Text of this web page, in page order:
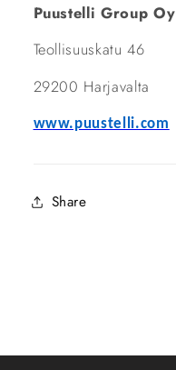
Puustelli Group Oy
Teollisuuskatu 46
29200 Harjavalta
www.puustelli.com
Share